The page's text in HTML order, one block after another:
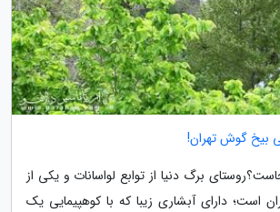
بیخ گوش تهران!
برگ دنیا از توابع لواسانات و یکی از
است؛ دارای آبشاری زیبا که با کوهپیمایی یک